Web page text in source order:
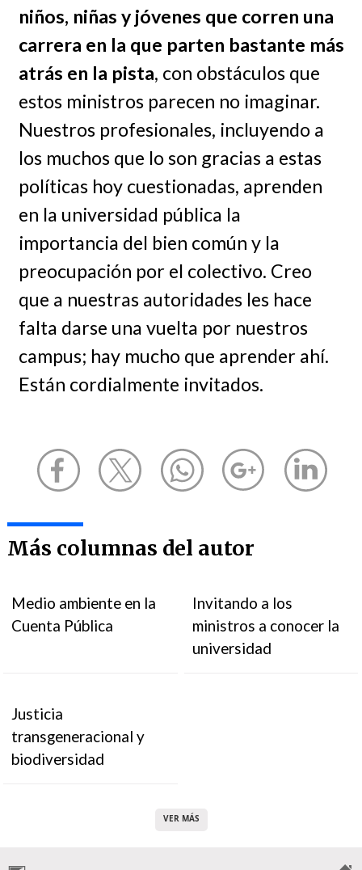
niños, niñas y jóvenes que corren una
carrera en la que parten bastante más
atrás en la pista, con obstáculos que
estos ministros parecen no imaginar.
Nuestros profesionales, incluyendo a
los muchos que lo son gracias a estas
políticas hoy cuestionadas, aprenden
en la universidad pública la
importancia del bien común y la
preocupación por el colectivo. Creo
que a nuestras autoridades les hace
falta darse una vuelta por nuestros
campus; hay mucho que aprender ahí.
Están cordialmente invitados.
Más columnas del autor
Medio ambiente en la
Cuenta Pública
Invitando a los
ministros a conocer la
universidad
Justicia
transgeneracional y
biodiversidad
VER MÁS